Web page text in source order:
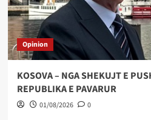
Opinion
KOSOVA – NGA SHEKUJT E
REPUBLIKA E PAVARUR
01/08/2026 0